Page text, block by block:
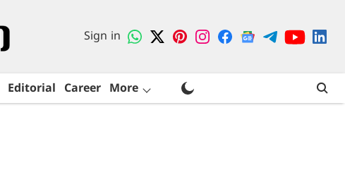
Sign in
Editorial Career More